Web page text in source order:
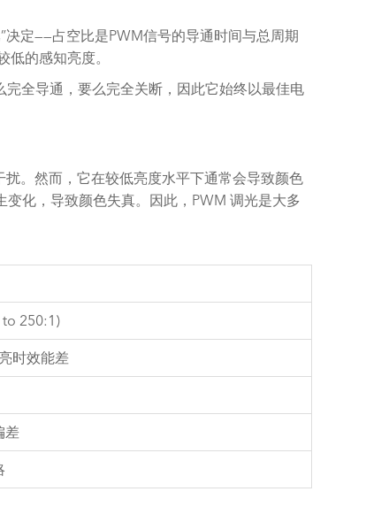
定——占空比是PWM信号的导通时间与总周期
低的感知亮度。
全导通，要么完全关断，因此它始终以最佳电
。然而，它在较低亮度水平下通常会导致颜色
化，导致颜色失真。因此，PWM 调光是大多
to 250:1)
时效能差
差